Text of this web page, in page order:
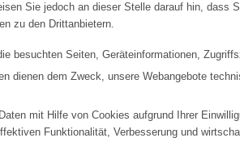
Sie jedoch an dieser Stelle darauf hin,
zu den Drittanbietern.
besuchten Seiten, Geräteinformationen,
dienen dem Zweck, unsere Webangebote
mit Hilfe von Cookies aufgrund Ihrer
Funktionalität, Verbesserung und